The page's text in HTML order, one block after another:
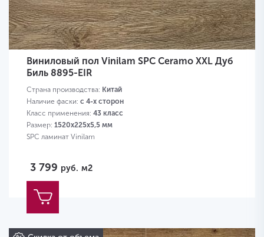
Виниловый пол Vinilam SPC Ceramo XXL Дуб
Биль 8895-EIR
Страна производства: Китай
Наличие фаски: с 4-х сторон
Класс применения: 43 класс
Размер: 1520х225х5,5 мм
SPC ламинат Vinilam
3 799 руб. м2